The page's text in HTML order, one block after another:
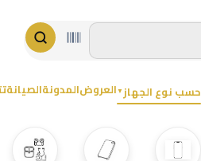
حسب نوع الجهاز ▼العروضالمدونةالصيانة